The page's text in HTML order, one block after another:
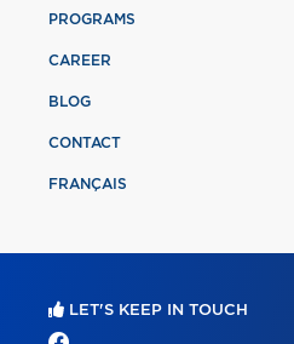
PROGRAMS
CAREER
BLOG
CONTACT
FRANÇAIS
LET'S KEEP IN TOUCH